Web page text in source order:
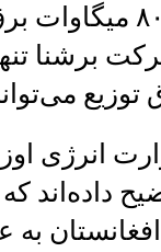
پایتخت به ۸۰۰
توزیع
انرژی
داده‌اند